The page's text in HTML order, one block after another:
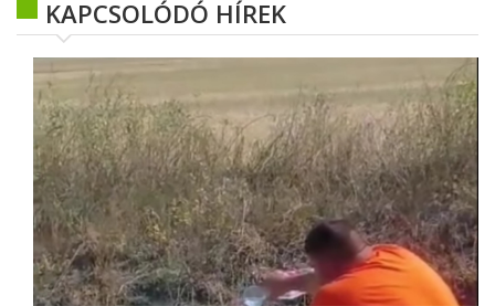
KAPCSOLÓDÓ HÍREK